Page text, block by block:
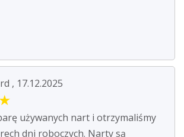
, 17.12.2025
★
używanych nart i otrzymaliśmy
dni roboczych. Narty są